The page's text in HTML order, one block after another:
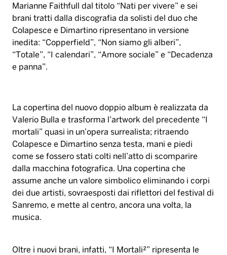
Marianne Faithfull dal titolo “Nati per vivere” e sei
brani tratti dalla discografia da solisti del duo che
Colapesce e Dimartino ripresentano in versione
inedita: “Copperfield”, “Non siamo gli alberi”,
“Totale”, “I calendari”, “Amore sociale” e “Decadenza
e panna”.
La copertina del nuovo doppio album è realizzata da
Valerio Bulla e trasforma l’artwork del precedente “I
mortali” quasi in un’opera surrealista; ritraendo
Colapesce e Dimartino senza testa, mani e piedi
come se fossero stati colti nell’atto di scomparire
dalla macchina fotografica. Una copertina che
assume anche un valore simbolico eliminando i corpi
dei due artisti, sovraesposti dai riflettori del festival di
Sanremo, e mette al centro, ancora una volta, la
musica.
Oltre i nuovi brani, infatti, “I Mortali²” ripresenta le